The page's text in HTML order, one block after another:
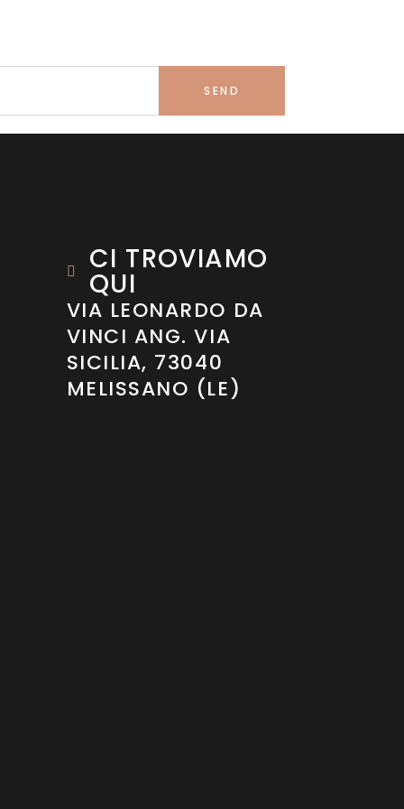
SEND
CI TROVIAMO
QUI
VIA LEONARDO DA
VINCI ANG. VIA
SICILIA, 73040
MELISSANO (LE)